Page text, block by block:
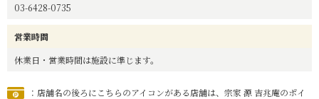
03-6428-0735
営業時間
休業日・営業時間は施設に準じます。
：店舗名の後ろにこちらのアイコンがある店舗は、宗家 源 吉兆庵のポイ